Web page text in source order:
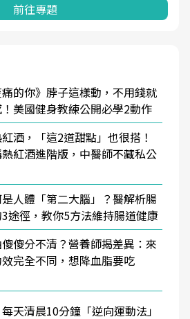
前往專題
的你》脖子這樣動，不用錢就
美國健身教練公開必學2動作
酒，「這2道甜點」也很搭！
熱紅酒進階版，中醫師不藏私公
人體「第二大腦」？醫解析腸
途徑，教你5方法維持腸道健康
傻分不清？營養師揭差異：來
完全不同，想降血脂要吃
天清晨10分鐘「逆向運動法」